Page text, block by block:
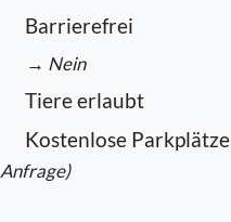
Barrierefrei
→ Nein
Tiere erlaubt
Kostenlose Parkplätze
Anfrage)